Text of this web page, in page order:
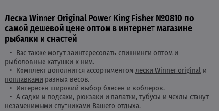
Леска Winner Original Power King Fisher №0810 по
самой дешевой цене оптом в интернет магазине
рыбалки и снастей
Вас также могут заинтересовать спиннинги оптом и
рыболовные катушки к ним.
Комплект дополнится ассортиментомлески Winner original и
поплавками разных весов.
Интересен широкий выбор блесен и воблеров.
А садки и подсаки, рюкзаки и палатки,тубусы и чехлы станут
незаменимыми спутниками Вашего отдыха.